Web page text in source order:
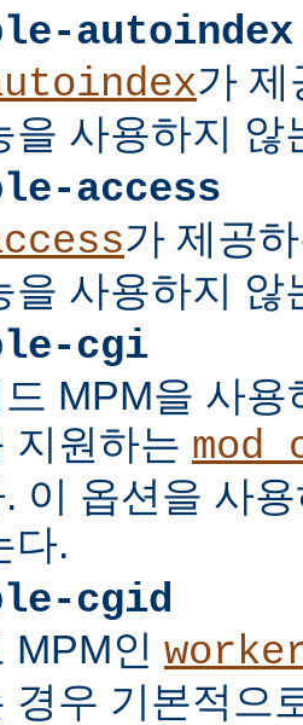
autoindex
가 제
을 사용하지 않
access
가 제공
을 사용하지 않
cgi
MPM을 사
지원하는
이 옵션을 사
다.
cgid
MPM인
경우 기본적으